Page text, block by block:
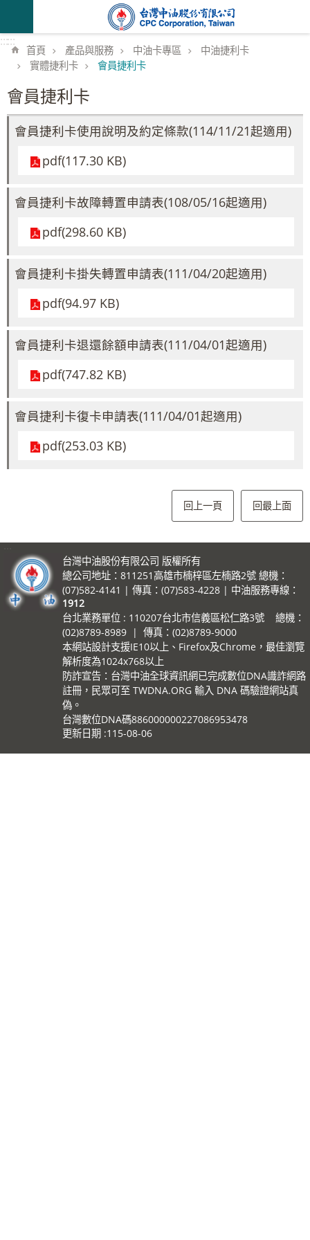
::::::
首頁 產品與服務 中油卡專區
中油捷利卡
實體捷利卡
會員捷利卡
會員捷利卡
會員捷利卡使用說明及約定條款(114/11/21起適用)
pdf(117.30 KB)
會員捷利卡故障轉置申請表(108/05/16起適用)
pdf(298.60 KB)
會員捷利卡掛失轉置申請表(111/04/20起適用)
pdf(94.97 KB)
會員捷利卡退還餘額申請表(111/04/01起適用)
pdf(747.82 KB)
會員捷利卡復卡申請表(111/04/01起適用)
pdf(253.03 KB)
回上一頁 回最上面
台灣中油股份有限公司 版權所有
總公司地址：811251高雄市楠梓區左楠路2號 總機：
(07)582-4141 | 傳真：(07)583-4228 | 中油服務專線：
1912
台北業務單位 : 110207台北市信義區松仁路3號 總機：
(02)8789-8989 | 傳真：(02)8789-9000
本網站設計支援IE10以上、Firefox及Chrome，最佳瀏覽
解析度為1024x768以上
防詐宣告：台灣中油全球資訊網已完成數位DNA識詐網路
註冊，民眾可至 TWDNA.ORG 輸入 DNA 碼驗證網站真
偽。
台灣數位DNA碼886000000227086953478
更新日期 115-08-06